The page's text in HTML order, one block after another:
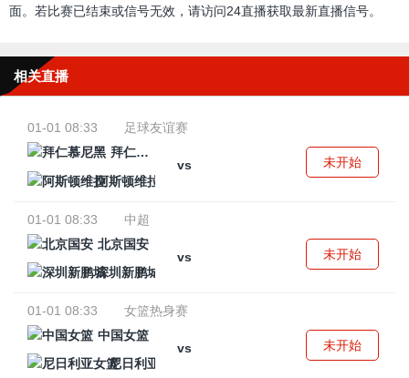
面。若比赛已结束或信号无效，请访问24直播获取最新直播信号。
相关直播
01-01 08:33
足球友谊赛
拜仁慕尼黑
vs
阿斯顿维拉
未开始
01-01 08:33
中超
北京国安
vs
深圳新鹏城
未开始
01-01 08:33
女篮热身赛
中国女篮
vs
尼日利亚女篮
未开始